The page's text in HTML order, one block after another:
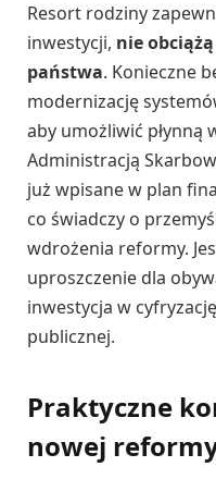
Resort rodziny
inwestycji, nie
państwa. Konieczne
modernizację
aby umożliwić płynną
Administracją
już wpisane w plan
co świadczy o
wdrożenia reformy.
uproszczenie dla
inwestycja w
publicznej.
Praktyczne
nowej